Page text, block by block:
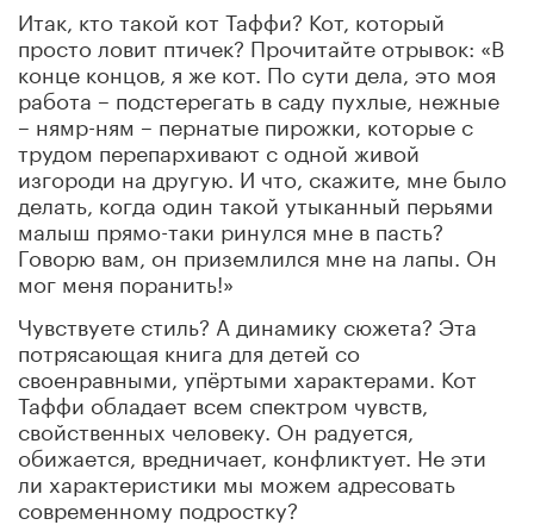
Итак, кто такой кот Таффи? Кот, который
просто ловит птичек? Прочитайте отрывок: «В
конце концов, я же кот. По сути дела, это моя
работа – подстерегать в саду пухлые, нежные
– нямр-ням – пернатые пирожки, которые с
трудом перепархивают с одной живой
изгороди на другую. И что, скажите, мне было
делать, когда один такой утыканный перьями
малыш прямо-таки ринулся мне в пасть?
Говорю вам, он приземлился мне на лапы. Он
мог меня поранить!»
Чувствуете стиль? А динамику сюжета? Эта
потрясающая книга для детей со
своенравными, упёртыми характерами. Кот
Таффи обладает всем спектром чувств,
свойственных человеку. Он радуется,
обижается, вредничает, конфликтует. Не эти
ли характеристики мы можем адресовать
современному подростку?